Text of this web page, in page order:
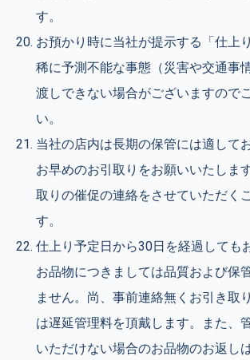
す。
お預かり時に当社が提示する「仕上
稀に予測不能な事態（災害や交通事
渡しできない場合がございますので
い。
当社の店内は長期の保管には適して
お早めのお引取りをお願いいたしま
取りの催促の連絡をさせていただく
す。
仕上り予定日から30日を経過しても
お品物につきましては品質および保
ません。尚、事前連絡無くお引き取
は遅延管理料を頂戴します。また、
いただけない場合のお品物のお返し